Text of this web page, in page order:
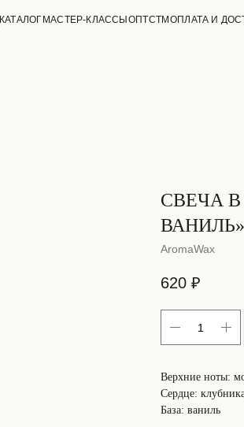
КАТАЛОГ МАСТЕР-КЛАССЫ ОПТСТМ ОПЛАТА И
СВЕЧА
ВАНИЛЬ»
AromaWax
620 ₽
Верхние ноты:
Сердце:
База: ваниль